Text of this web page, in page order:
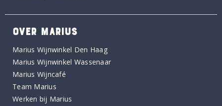
OVER MARIUS
Marius Wijnwinkel Den Haag
Marius Wijnwinkel Wassenaar
Marius Wijncafé
Team Marius
Werken bij Marius